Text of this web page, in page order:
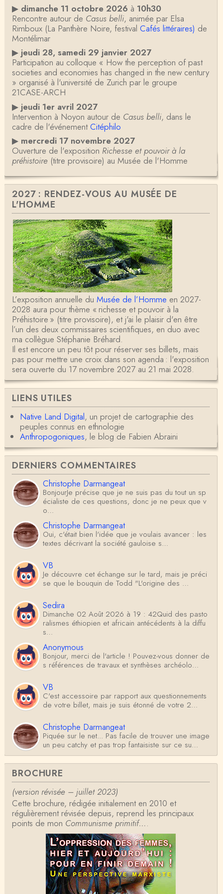
▶ dimanche 11 octobre 2026 à 10h30
Rencontre autour de Casus belli, animée par Elsa
Rimboux (La Panthère Noire, festival Cafés littéraires) de
Montélimar
▶ jeudi 28, samedi 29 janvier 2027
Participation au colloque « How the perception of past
societies and economies has changed in the new century
» organisé à l'université de Zurich par le groupe
21CASE-ARCH
▶ jeudi 1er avril 2027
Intervention à Noyon autour de Casus belli, dans le
cadre de l'événementCitéphilo
▶ mercredi 17 novembre 2027
Ouverture de l'exposition Richesse et pouvoir à la
préhistoire(titre provisoire) au Musée de l'Homme
2027 : RENDEZ-VOUS AU MUSÉE DE
L'HOMME
L’exposition annuelle du Musée de l’Homme en 2027-
2028 aura pour thème « richesse et pouvoir à la
Préhistoire » (titre provisoire), et j'ai le plaisir d'en être
l’un des deux commissaires scientifiques, en duo avec
ma collègue Stéphanie Bréhard.
Il est encore un peu tôt pour réserver ses billets, mais
pas pour mettre une croix dans son agenda : l'exposition
sera ouverte du 17 novembre 2027 au 21 mai 2028.
LIENS UTILES
Native Land Digital, un projet de cartographie des
peuples connus en ethnologie
Anthropogoniques, le blog de Fabien Abraini
DERNIERS COMMENTAIRES
Christophe Darmangeat
BonjourJe précise que je ne suis pas du tout un sp
écialiste de ces questions, donc je ne peux que v
o…
Christophe Darmangeat
Oui, c'était bien l'idée que je voulais avancer : les
textes décrivant la société gauloise s…
VB
Je découvre cet échange sur le tard, mais je préci
se que le bouquin de Todd "L'origine des …
Sedira
Dimanche 02 Août 2026 à 19 : 42Quid des pasto
ralismes éthiopien et africain antécédents à la diffu
s…
Anonymous
Bonjour, merci de l'article ! Pouvez-vous donner de
s références de travaux et synthèses archéolo…
VB
C'est accessoire par rapport aux questionnements
de votre billet, mais je suis étonné de votre 2…
Christophe Darmangeat
Piquée sur le net... Pas facile de trouver une image
un peu catchy et pas trop fantaisiste sur ce su…
Antoine
Je ne sais pas d'où sort l'illustration (générée par IA
?) mais les Germains construisaient-…
Christophe Darmangeat
La définition de Weber, qui dit que l'État détient le
monopole de la violence *légitime* répond …
Anonymous
Formidable et complexe sujet ; l'ancien professeur
d'histoire que je suis, Alsacien de surcr…
Tangui Przybylowski
BROCHURE
(version révisée – juillet 2023)
Cette brochure, rédigée initialement en 2010 et
régulièrement révisée depuis, reprend les principaux
points de mon Communisme primitif….